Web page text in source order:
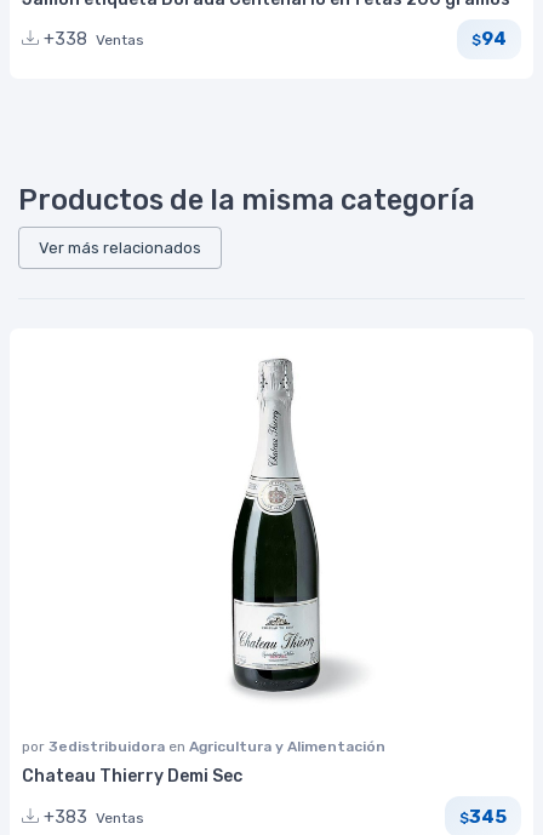
+338 Ventas $94
Productos de la misma categoría
Ver más relacionados
por 3edistribuidora en Agricultura y Alimentación
Chateau Thierry Demi Sec
+383 Ventas $345